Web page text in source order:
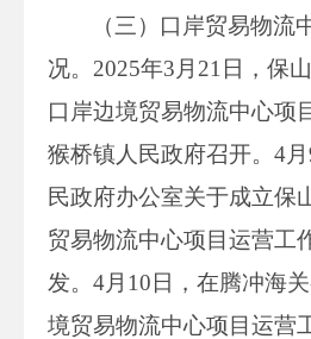
（三）口岸贸易物流
况。2025年3月21日，保
口岸边境贸易物流中心项
猴桥镇人民政府召开。4
民政府办公室关于成立保
贸易物流中心项目运营工
发。4月10日，在腾冲海
境贸易物流中心项目运营